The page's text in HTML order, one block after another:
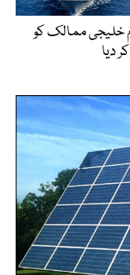
خلیجی ممالک کو
دیا